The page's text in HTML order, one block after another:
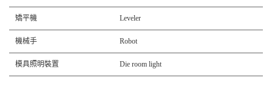
矯平機 Leveler
機械手 Robot
模具照明裝置 Die room light